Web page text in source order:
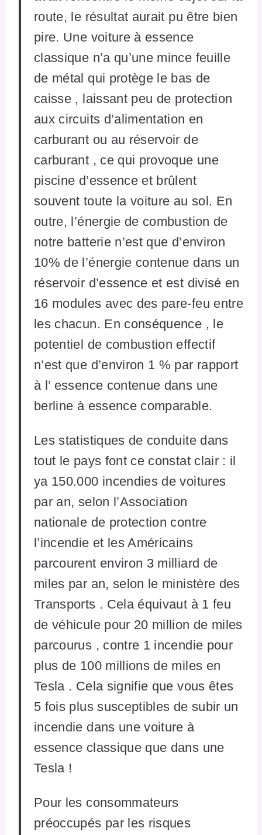
route, le résultat aurait pu être bien
pire. Une voiture à essence
classique n’a qu’une mince feuille
de métal qui protège le bas de
caisse , laissant peu de protection
aux circuits d’alimentation en
carburant ou au réservoir de
carburant , ce qui provoque une
piscine d’essence et brûlent
souvent toute la voiture au sol. En
outre, l’énergie de combustion de
notre batterie n’est que d’environ
10% de l’énergie contenue dans un
réservoir d’essence et est divisé en
16 modules avec des pare-feu entre
les chacun. En conséquence , le
potentiel de combustion effectif
n’est que d’environ 1 % par rapport
à l’ essence contenue dans une
berline à essence comparable.
Les statistiques de conduite dans
tout le pays font ce constat clair : il
ya 150.000 incendies de voitures
par an, selon l’Association
nationale de protection contre
l’incendie et les Américains
parcourent environ 3 milliard de
miles par an, selon le ministère des
Transports . Cela équivaut à 1 feu
de véhicule pour 20 million de miles
parcourus , contre 1 incendie pour
plus de 100 millions de miles en
Tesla . Cela signifie que vous êtes
5 fois plus susceptibles de subir un
incendie dans une voiture à
essence classique que dans une
Tesla !
Pour les consommateurs
préoccupés par les risques